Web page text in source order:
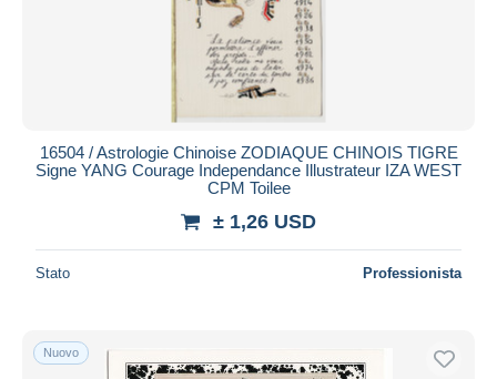
16504 / Astrologie Chinoise ZODIAQUE CHINOIS TIGRE
Signe YANG Courage Independance Illustrateur IZA WEST
CPM Toilee
± 1,26 USD
Stato Professionista
Nuovo